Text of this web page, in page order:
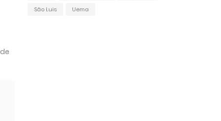
São Luis
Uema